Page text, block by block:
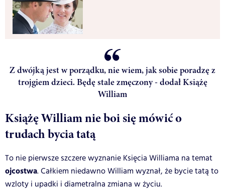
Z dwójką jest w porządku, nie wiem, jak sobie poradzę z
trojgiem dzieci. Będę stale zmęczony - dodał Książę
William
Książę William nie boi się mówić o
trudach bycia tatą
To nie pierwsze szczere wyznanie Księcia Williama na temat
ojcostwa. Całkiem niedawno William wyznał, że bycie tatą to
wzloty i upadki i diametralna zmiana w życiu.